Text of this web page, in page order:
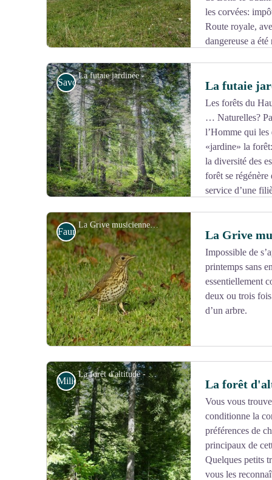
Voir l'image en plein écran
les corvées:
Route royale,
dangereuse a
La futaie jardinée - Léo Poudré - PNRHJ
Voir l'image en plein écran
Savoir-faire La futaie
Les forêts du
… Naturelles?
l’Homme qui les
«jardine» la
la diversité des
forêt se
service d’une
La Grive musicienne - Gilles Prost - PNRHJ
Voir l'image en plein écran
Faune La Grive
Impossible de
printemps sans
essentiellement
deux ou trois
d’un arbre.
La forêt d'altitude - Gilles Prost - PNRHJ
Milieux naturels La forêt
Vous vous
conditionne la
préférences de
principaux de
Quelques petits
vous les